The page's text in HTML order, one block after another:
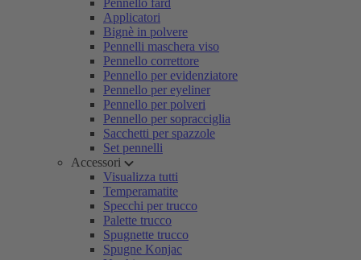
Pennello fard
Applicatori
Bignè in polvere
Pennelli maschera viso
Pennello correttore
Pennello per evidenziatore
Pennello per eyeliner
Pennello per polveri
Pennello per sopracciglia
Sacchetti per spazzole
Set pennelli
Accessori
Visualizza tutti
Temperamatite
Specchi per trucco
Palette trucco
Spugnette trucco
Spugne Konjac